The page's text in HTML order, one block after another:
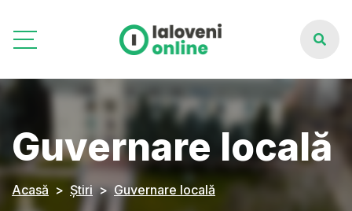
Guvernare locală
Acasă Știri Guvernare locală